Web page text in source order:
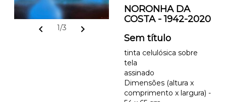
chevron_left 1/3 chevron_right
NORONHA DA
COSTA - 1942-2020
Sem título
tinta celulósica sobre
tela
assinado
Dimensões (altura x
comprimento x largura) -